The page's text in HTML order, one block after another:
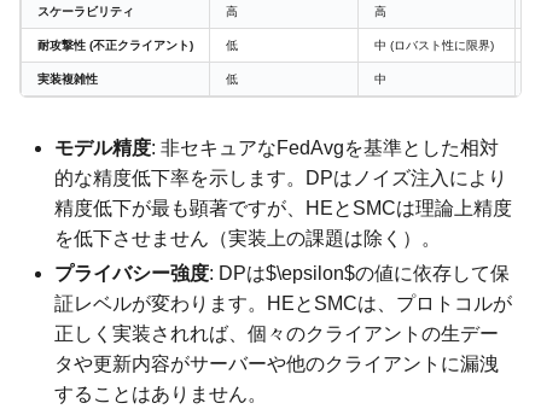
スケーラビリティ 高 高
耐攻撃性 (不正クライアント) 低 中 (ロバスト性に限界)
実装複雑性 低 中
モデル精度: 非セキュアなFedAvgを基準とした相対
的な精度低下率を示します。DPはノイズ注入により
精度低下が最も顕著ですが、HEとSMCは理論上精度
を低下させません（実装上の課題は除く）。
プライバシー強度: DPは$\epsilon$の値に依存して保
証レベルが変わります。HEとSMCは、プロトコルが
正しく実装されれば、個々のクライアントの生デー
タや更新内容がサーバーや他のクライアントに漏洩
することはありません。